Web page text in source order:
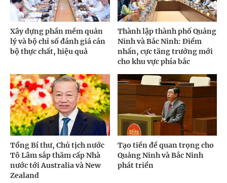
Xây dựng phần mềm quản
lý và bộ chỉ số đánh giá cán
bộ thực chất, hiệu quả
Thành lập thành phố Quảng
Ninh và Bắc Ninh: Điểm
nhấn, cực tăng trưởng mới
cho khu vực phía bắc
Tổng Bí thư, Chủ tịch nước
Tô Lâm sắp thăm cấp Nhà
nước tới Australia và New
Zealand
Tạo tiền đề quan trọng cho
Quảng Ninh và Bắc Ninh
phát triển